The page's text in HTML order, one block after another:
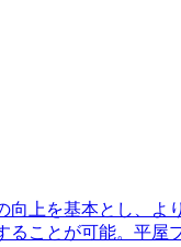
向上を基本とし、よ
ることが可能。平屋